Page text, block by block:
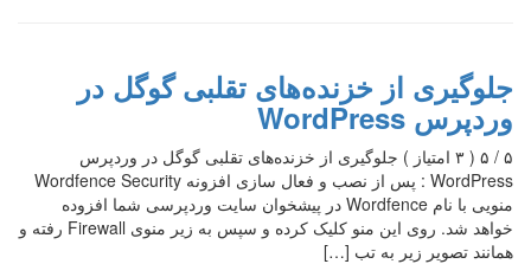
جلوگیری از خزنده‌های تقلبی گوگل در
وردپرس WordPress
۵ / ۵ ( ۳ امتیاز ) جلوگیری از خزنده‌های تقلبی گوگل در وردپرس
WordPress : پس از نصب و فعال سازی افزونه Wordfence Security
منویی با نام Wordfence در پیشخوان سایت وردپرسی شما افزوده
خواهد شد. روی این منو کلیک کرده و سپس به زیر منوی Firewall رفته و
همانند تصویر زیر به تب […]